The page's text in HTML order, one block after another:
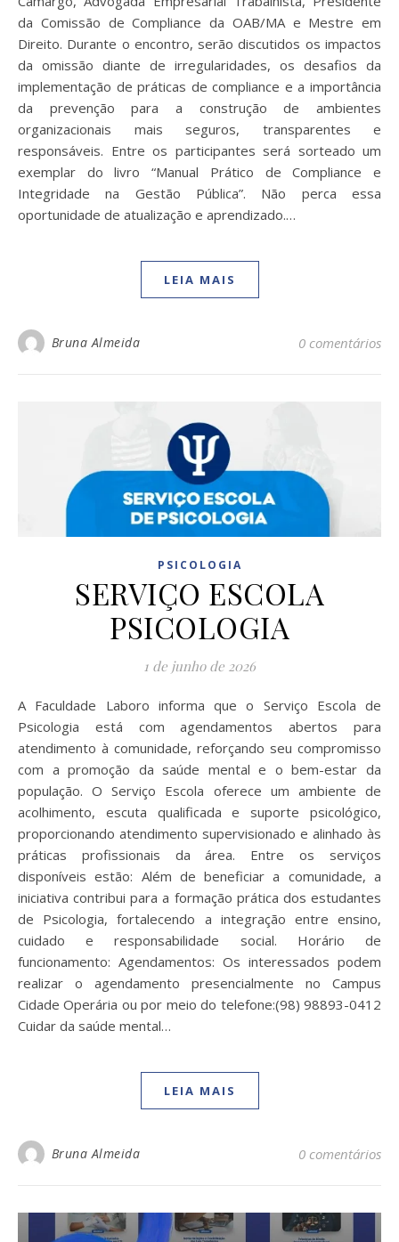
da Comissão de Compliance da OAB/MA e Mestre em
Direito. Durante o encontro, serão discutidos os impactos
da omissão diante de irregularidades, os desafios da
implementação de práticas de compliance e a importância
da prevenção para a construção de ambientes
organizacionais mais seguros, transparentes e
responsáveis. Entre os participantes será sorteado um
exemplar do livro “Manual Prático de Compliance e
Integridade na Gestão Pública”. Não perca essa
oportunidade de atualização e aprendizado.…
LEIA MAIS
Bruna Almeida 0 comentários
PSICOLOGIA
SERVIÇO ESCOLA
PSICOLOGIA
1 de junho de 2026
A Faculdade Laboro informa que o Serviço Escola de
Psicologia está com agendamentos abertos para
atendimento à comunidade, reforçando seu compromisso
com a promoção da saúde mental e o bem-estar da
população. O Serviço Escola oferece um ambiente de
acolhimento, escuta qualificada e suporte psicológico,
proporcionando atendimento supervisionado e alinhado às
práticas profissionais da área. Entre os serviços
disponíveis estão: Além de beneficiar a comunidade, a
iniciativa contribui para a formação prática dos estudantes
de Psicologia, fortalecendo a integração entre ensino,
cuidado e responsabilidade social. Horário de
funcionamento: Agendamentos: Os interessados podem
realizar o agendamento presencialmente no Campus
Cidade Operária ou por meio do telefone:(98) 98893-0412
Cuidar da saúde mental…
LEIA MAIS
Bruna Almeida 0 comentários